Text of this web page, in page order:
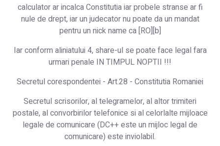
calculator ar incalca Constitutia iar probele stranse ar fi
nule de drept, iar un judecator nu poate da un mandat
pentru un nick name ca [RO][b]
Iar conform aliniatului 4, share-ul se poate face legal fara
urmari penale IN TIMPUL NOPTII !!!
Secretul corespondentei - Art.28 - Constitutia Romaniei
Secretul scrisorilor, al telegramelor, al altor trimiteri
postale, al convorbirilor telefonice si al celorlalte mijloace
legale de comunicare (DC++ este un mijloc legal de
comunicare) este inviolabil.